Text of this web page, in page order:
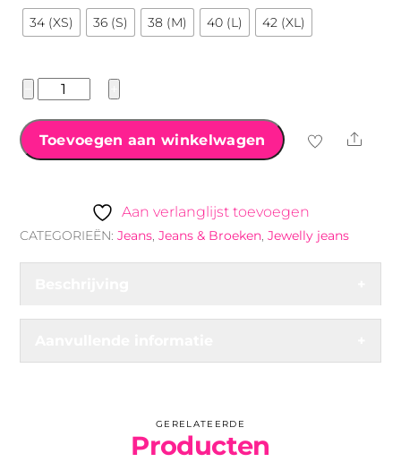
34 (XS) 36 (S) 38 (M) 40 (L) 42 (XL)
Jewelly
met
ritssluiting
Toevoegen aan winkelwagen Share
Aan verlanglijst toevoegen
CATEGORIEËN:Jeans,Jeans & Broeken,Jewelly jeans
GERELATEERDE
Producten